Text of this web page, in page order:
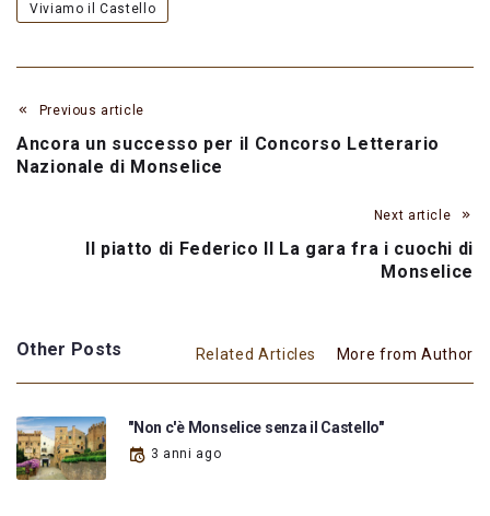
Viviamo il Castello
Previous article
Ancora un successo per il Concorso Letterario
Nazionale di Monselice
Next article
Il piatto di Federico II La gara fra i cuochi di
Monselice
Other Posts Related Articles More from Author
"Non c'è Monselice senza il Castello"
3 anni ago